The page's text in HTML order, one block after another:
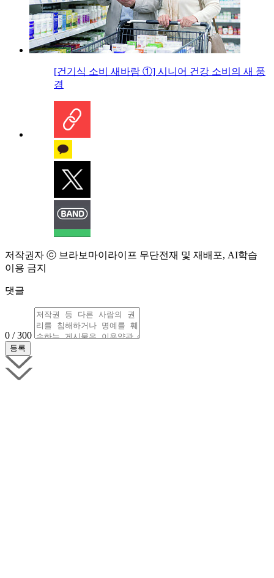
[건기식 소비 새바람 ①] 시니어 건강 소비의 새 풍
경
저작권자 ⓒ 브라보마이라이프 무단전재 및 재배포, AI학습
이용 금지
댓글
0 / 300